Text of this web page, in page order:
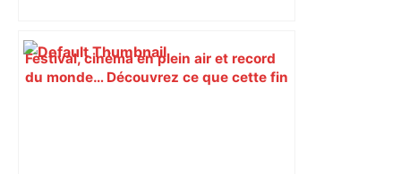
Festival, cinéma en plein air et record
du monde… Découvrez ce que cette fin